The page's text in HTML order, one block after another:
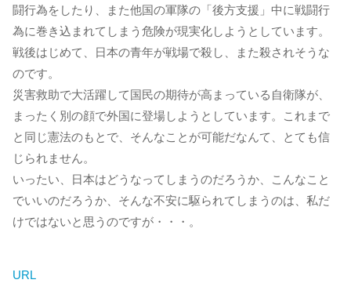
闘行為をしたり、また他国の軍隊の「後方支援」中に戦闘行
為に巻き込まれてしまう危険が現実化しようとしています。
戦後はじめて、日本の青年が戦場で殺し、また殺されそうな
のです。
災害救助で大活躍して国民の期待が高まっている自衛隊が、
まったく別の顔で外国に登場しようとしています。これまで
と同じ憲法のもとで、そんなことが可能だなんて、とても信
じられません。
いったい、日本はどうなってしまうのだろうか、こんなこと
でいいのだろうか、そんな不安に駆られてしまうのは、私だ
けではないと思うのですが・・・。
URL